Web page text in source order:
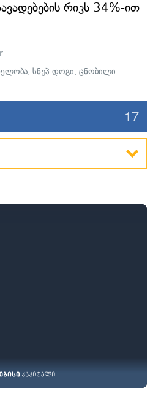
რიკს 34%-ით
, სნუპ დოგი, ცნობილი
17